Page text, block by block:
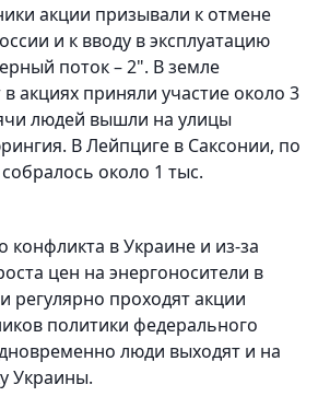
акции призывали к отмене
и к вводу в эксплуатацию
поток – 2". В земле
акциях приняли участие около 3
людей вышли на улицы
В Лейпциге в Саксонии, по
около 1 тыс.
конфликта в Украине и из-за
цен на энергоносители в
регулярно проходят акции
политики федерального
люди выходят и на
Украины.